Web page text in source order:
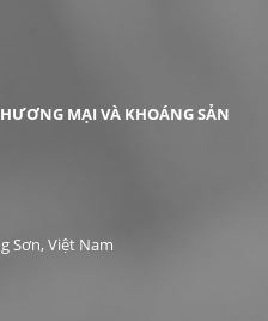
MẠI VÀ KHOÁNG SẢN
Sơn, Việt Nam